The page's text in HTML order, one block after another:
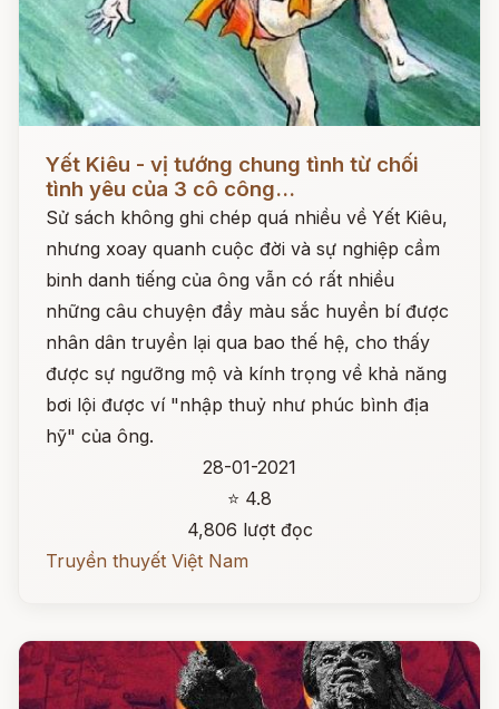
Đọc ngay
Yết Kiêu - vị tướng chung tình từ chối
tình yêu của 3 cô công...
Sử sách không ghi chép quá nhiều về Yết Kiêu,
nhưng xoay quanh cuộc đời và sự nghiệp cầm
binh danh tiếng của ông vẫn có rất nhiều
những câu chuyện đầy màu sắc huyền bí được
nhân dân truyền lại qua bao thế hệ, cho thấy
được sự ngưỡng mộ và kính trọng về khả năng
bơi lội được ví "nhập thuỷ như phúc bình địa
hỹ" của ông.
28-01-2021
⭐ 4.8
4,806 lượt đọc
Truyền thuyết Việt Nam